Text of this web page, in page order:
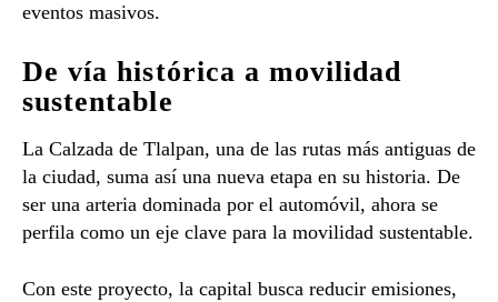
eventos masivos.
De vía histórica a movilidad
sustentable
La Calzada de Tlalpan, una de las rutas más antiguas de
la ciudad, suma así una nueva etapa en su historia. De
ser una arteria dominada por el automóvil, ahora se
perfila como un eje clave para la movilidad sustentable.
Con este proyecto, la capital busca reducir emisiones,